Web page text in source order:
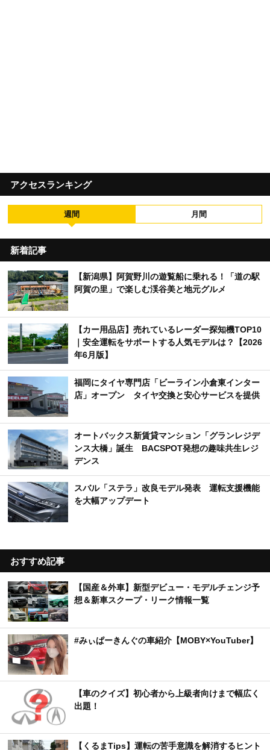
アクセスランキング
週間 月間
新着記事
【新潟県】阿賀野川の遊覧船に乗れる！「道の駅
阿賀の里」で楽しむ渓谷美と地元グルメ
【カー用品店】売れているレーダー探知機TOP10
｜安全運転をサポートする人気モデルは？【2026
年6月版】
福岡にタイヤ専門店「ビーライン小倉東インター
店」オープン タイヤ交換と安心サービスを提供
オートバックス新賃貸マンション「グランレジデ
ンス大橋」誕生 BACSPOT発想の趣味共生レジ
デンス
スバル「ステラ」改良モデル発表 運転支援機能
を大幅アップデート
おすすめ記事
【国産＆外車】新型デビュー・モデルチェンジ予
想＆新車スクープ・リーク情報一覧
#みぃぱーきんぐの車紹介【MOBY×YouTuber】
【車のクイズ】初心者から上級者向けまで幅広く
出題！
【くるまTips】運転の苦手意識を解消するヒント